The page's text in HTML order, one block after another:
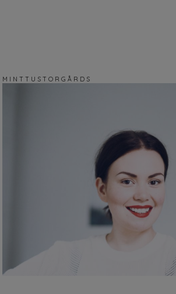
M I N T T U S T O R G Å R D S